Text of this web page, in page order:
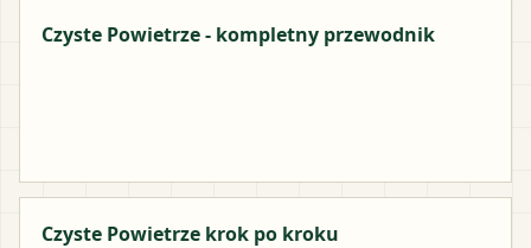
Czyste Powietrze - kompletny przewodnik
Czyste Powietrze krok po kroku